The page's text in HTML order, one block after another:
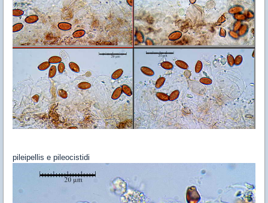
pileipellis e pileocistidi